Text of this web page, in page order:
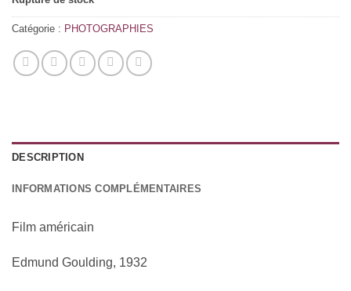
Catégorie : PHOTOGRAPHIES
DESCRIPTION
INFORMATIONS COMPLÉMENTAIRES
Fi lm américain
Edmund Goulding, 1932